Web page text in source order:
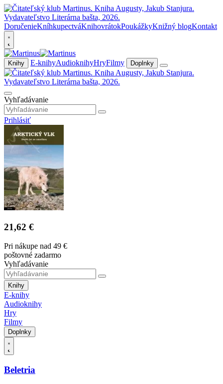
DoručenieKníhkupectváKnihovrátokPoukážkyKnižný blogKontakt
Knihy E-knihyAudioknihyHryFilmy Doplnky
Vyhľadávanie
Prihlásiť
21,62 €
Pri nákupe nad 49 €
poštovné zadarmo
Vyhľadávanie
Knihy
E-knihy
Audioknihy
Hry
Filmy
Doplnky
Beletria